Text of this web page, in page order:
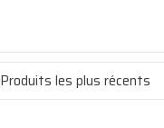
Produits les plus récents